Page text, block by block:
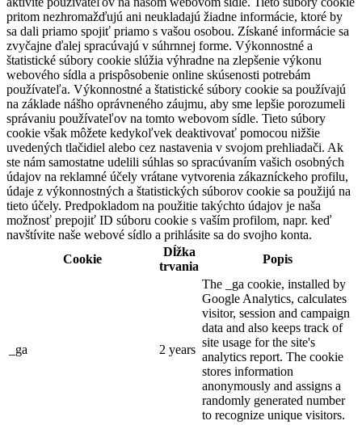
pritom nezhromažďujú ani neukladajú žiadne informácie, ktoré by
sa dali priamo spojiť priamo s vašou osobou. Získané informácie sa
zvyčajne ďalej spracúvajú v súhrnnej forme. Výkonnostné a
štatistické súbory cookie slúžia výhradne na zlepšenie výkonu
webového sídla a prispôsobenie online skúsenosti potrebám
používateľa. Výkonnostné a štatistické súbory cookie sa používajú
na základe nášho oprávneného záujmu, aby sme lepšie porozumeli
správaniu používateľov na tomto webovom sídle. Tieto súbory
cookie však môžete kedykoľvek deaktivovať pomocou nižšie
uvedených tlačidiel alebo cez nastavenia v svojom prehliadači. Ak
ste nám samostatne udelili súhlas so spracúvaním vašich osobných
údajov na reklamné účely vrátane vytvorenia zákazníckeho profilu,
údaje z výkonnostných a štatistických súborov cookie sa použijú na
tieto účely. Predpokladom na použitie takýchto údajov je naša
možnosť prepojiť ID súboru cookie s vaším profilom, napr. keď
navštívite naše webové sídlo a prihlásite sa do svojho konta.
Cookie
Dĺžka
trvania
Popis
_ga 2 years
The _ga cookie, installed by
Google Analytics, calculates
visitor, session and campaign
data and also keeps track of
site usage for the site's
analytics report. The cookie
stores information
anonymously and assigns a
randomly generated number
to recognize unique visitors.